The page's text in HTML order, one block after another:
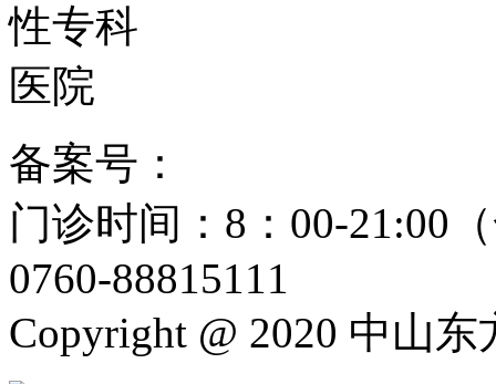
备案号：
门诊时间：8：00-21:00
0760-88815111
Copyright @ 2020 中山